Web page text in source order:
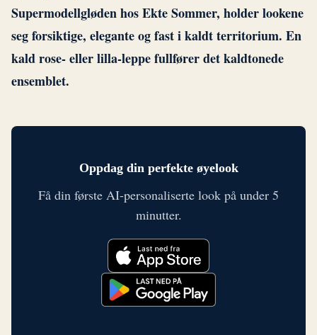
Supermodellgløden hos Ekte Sommer, holder lookene
seg forsiktige, elegante og fast i kaldt territorium. En
kald rose- eller lilla-leppe fullfører det kaldtonede
ensemblet.
Oppdag din perfekte øyelook
Få din første AI-personaliserte look på under 5
minutter.